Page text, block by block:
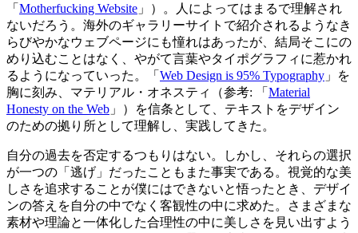
「 Motherfucking Website 」）。人によってはまるで理解され
ないだろう。海外のギャラリーサイトで紹介されるようなき
らびやかなウェブページにも憧れはあったが、結局そこにの
めり込むことはなく、やがて言葉やタイポグラフィに惹かれ
るようになっていった。「 Web Design is 95% Typography 」を
胸に刻み、マテリアル・オネスティ（参考: 「 Material
Honesty on the Web 」）を信条として、テキストをデザイン
のための拠り所として理解し、実践してきた。
自分の過去を否定するつもりはない。しかし、それらの選択
が一つの「逃げ」だったこともまた事実である。視覚的な美
しさを追求することが僕にはできないと悟ったとき、デザイ
ンの答えを自分の中でなく客観性の中に求めた。さまざまな
素材や理論と一体化した合理性の中に美しさを見い出すよう